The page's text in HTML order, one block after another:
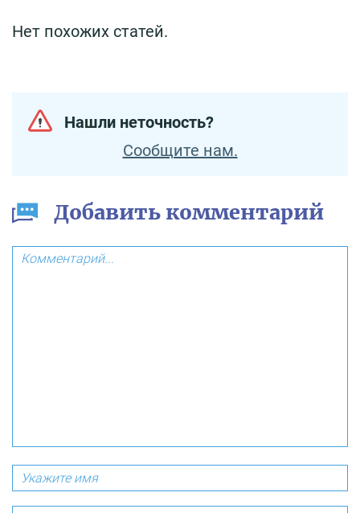
Нет похожих статей.
Нашли неточность?
Сообщите нам.
Добавить комментарий